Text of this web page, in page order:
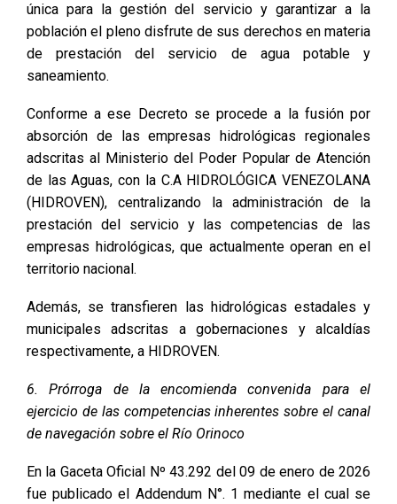
única para la gestión del servicio y garantizar a la
población el pleno disfrute de sus derechos en materia
de prestación del servicio de agua potable y
saneamiento.
Conforme a ese Decreto se procede a la fusión por
absorción de las empresas hidrológicas regionales
adscritas al Ministerio del Poder Popular de Atención
de las Aguas, con la C.A HIDROLÓGICA VENEZOLANA
(HIDROVEN), centralizando la administración de la
prestación del servicio y las competencias de las
empresas hidrológicas, que actualmente operan en el
territorio nacional.
Además, se transfieren las hidrológicas estadales y
municipales adscritas a gobernaciones y alcaldías
respectivamente, a HIDROVEN.
6. Prórroga de la encomienda convenida para el
ejercicio de las competencias inherentes sobre el canal
de navegación sobre el Río Orinoco
En la Gaceta Oficial Nº 43.292 del 09 de enero de 2026
fue publicado el Addendum N°. 1 mediante el cual se